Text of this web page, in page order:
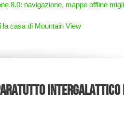
8.0: navigazione, mappe offline
casa di Mountain View
intergalattico